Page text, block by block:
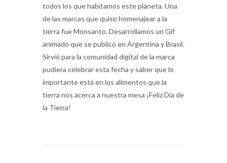
todos los que habitamos este planeta. Una
de las marcas que quiso homenajear a la
tierra fue Monsanto. Desarrollamos un Gif
animado que se publicó en Argentina y Brasil.
Sirvió para la comunidad digital de la marca
pudiera celebrar esta fecha y saber que lo
importante está en los alimentos que la
tierra nos acerca a nuestra mesa ¡Feliz Día de
la Tierra!